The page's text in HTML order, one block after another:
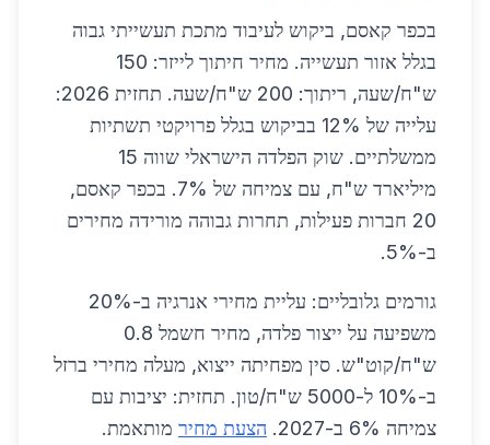
בכפר קאסם, ביקוש לעיבוד מתכת תעשייתי גבוה
בגלל אזור תעשייה. מחיר חיתוך לייזר: 150
ש"ח/שעה, ריתוך: 200 ש"ח/שעה. תחזית 2026:
עלייה של 12% בביקוש בגלל פרויקטי תשתיות
ממשלתיים. שוק הפלדה הישראלי שווה 15
מיליארד ש"ח, עם צמיחה של 7%. בכפר קאסם,
20 חברות פעילות, תחרות גבוהה מורידה מחירים
ב-5%.
גורמים גלובליים: עליית מחירי אנרגיה ב-20%
משפיעה על ייצור פלדה, מחיר חשמל 0.8
ש"ח/קוט"ש. סין מפחיתה ייצוא, מעלה מחירי ברזל
ב-10% ל-5000 ש"ח/טון. תחזית: יציבות עם
צמיחה 6% ב-2027.
הצעת מחיר מותאמת.